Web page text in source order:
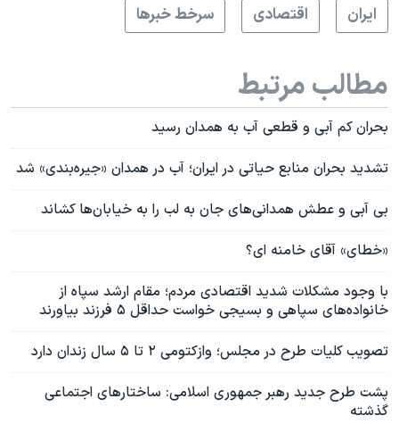
ايران
اقتصادی سرخط خبرها
مطالب مرتبط
بحران کم آبی و قطعی آب به همدان رسید
تشدید بحران منابع حیاتی در ایران؛‌ آب در همدان «جیره‌بندی» شد
بی آبی و عطش همدانی‌های جان به لب را به خیابان‌ها کشاند
«خطای» آقای خامنه ای؟
با وجود مشکلات شدید اقتصادی مردم؛ مقام ارشد سپاه از
خانواده‌های سپاهی و بسیجی خواست حداقل ۵ فرزند بیاورند
تصویب کلیات طرح در مجلس؛ وازکتومی ۲ تا ۵ سال زندان دارد
پشت طرح جدید رهبر جمهوری اسلامی: ساختارهای اجتماعی
گذشته